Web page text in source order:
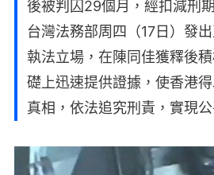
後被判囚29個月，經扣減刑
台灣法務部周四（17日）發
執法立場，在陳同佳獲釋後
礎上迅速提供證據，使香港
真相，依法追究刑責，實現公